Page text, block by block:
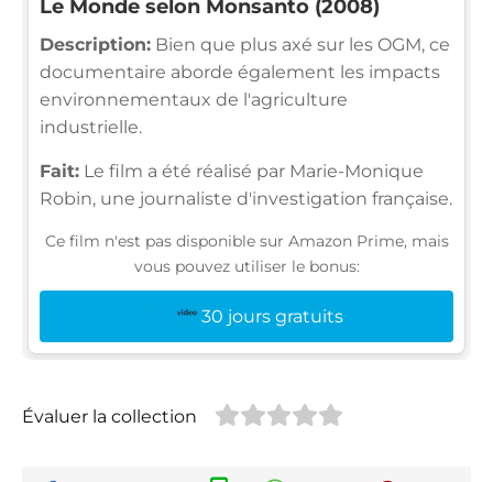
Le Monde selon Monsanto (2008)
Description: Bien que plus axé sur les OGM, ce
documentaire aborde également les impacts
environnementaux de l'agriculture
industrielle.
Fait: Le film a été réalisé par Marie-Monique
Robin, une journaliste d'investigation française.
Ce film n'est pas disponible sur Amazon Prime, mais
vous pouvez utiliser le bonus:
30 jours gratuits
Évaluer la collection